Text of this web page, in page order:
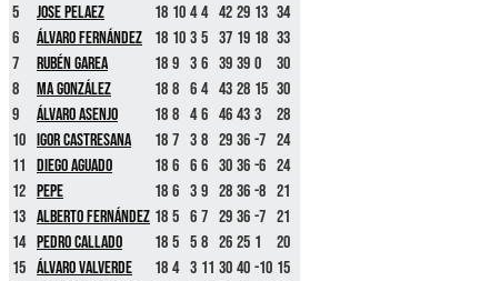
5
Jose Pelaez 18 10 4 4 42 29 13 34
6
Álvaro Fernández 18 10 3 5 37 19 18 33
7
Rubén Garea 18 9 3 6 39 39 0
30
8
MA González 18 8 6 4 43 28 15 30
9
Álvaro Asenjo 18 8 4 6 46 43 3
28
10 Igor Castresana 18 7 3 8 29 36 -7 24
11 Diego Aguado 18 6 6 6 30 36 -6 24
12 Pepe 18 6 3 9 28 36 -8 21
13 Alberto Fernández 18 5 6 7 29 36 -7 21
14 Pedro Callado 18 5 5 8 26 25 1
20
15 Álvaro Valverde 18 4 3 11 30 40 -10 15